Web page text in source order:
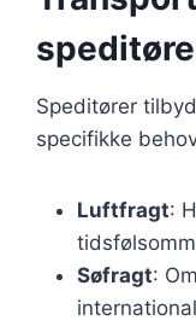
Speditører
specifikke
Luftfragt:
Søfragt: